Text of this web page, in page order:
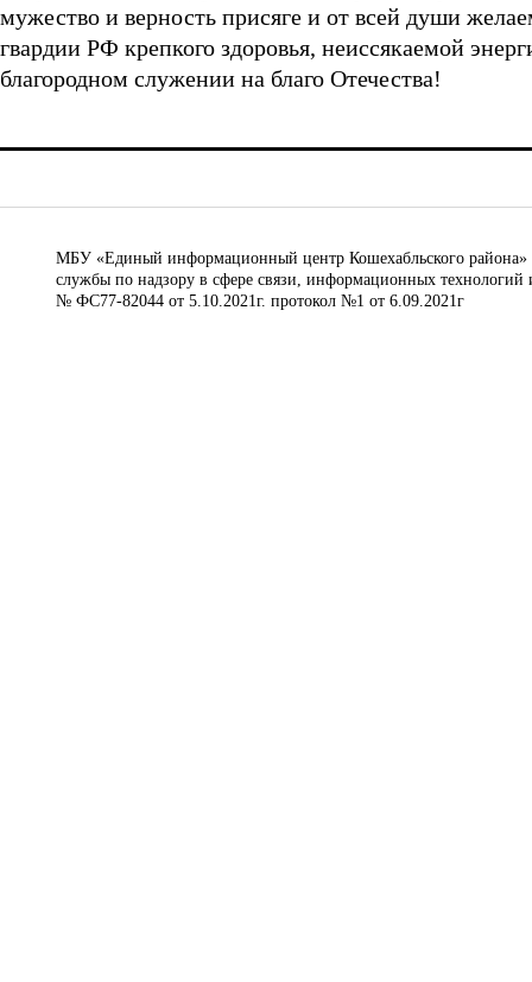
мужество и верность присяге и от всей души
гвардии РФ крепкого здоровья, неиссякаемой
благородном служении на благо Отечества!
МБУ «Единый информационный центр Кошехабльского района»
службы по надзору в сфере связи, информационных
№ ФС77-82044 от 5.10.2021г. протокол №1 от 6.09.2021г